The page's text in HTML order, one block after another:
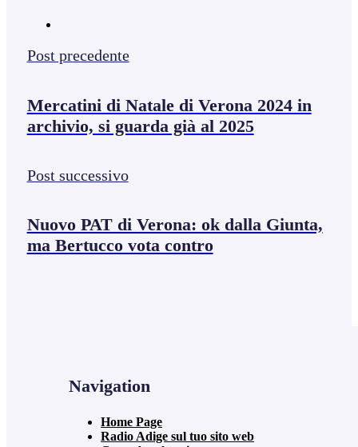
Post precedente
Mercatini di Natale di Verona 2024 in
archivio, si guarda già al 2025
Post successivo
Nuovo PAT di Verona: ok dalla Giunta,
ma Bertucco vota contro
Navigation
Home Page
Radio Adige sul tuo sito web